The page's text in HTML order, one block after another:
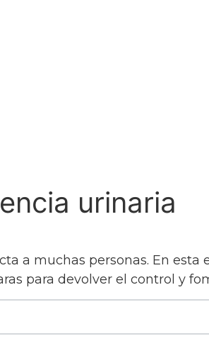
urinaria
a muchas personas. En esta
para devolver el control y